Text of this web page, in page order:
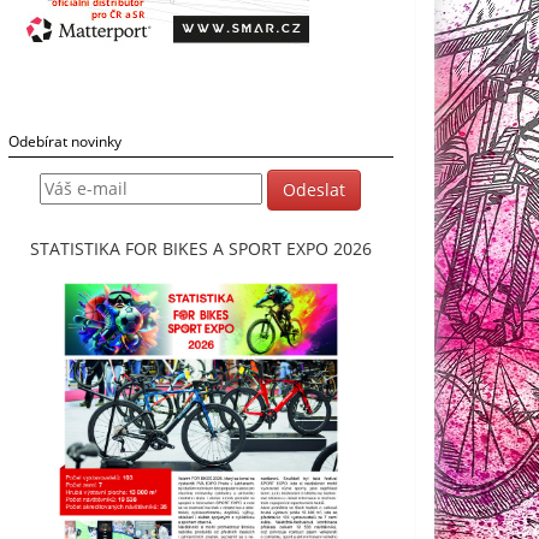
Odebírat novinky
STATISTIKA FOR BIKES A SPORT EXPO 2026